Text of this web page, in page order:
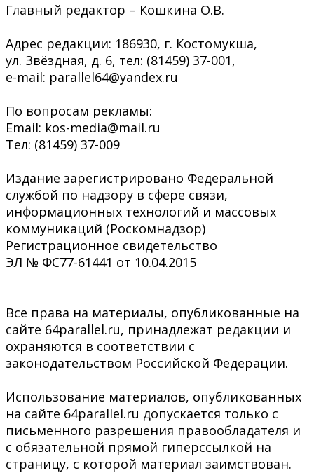
Главный редактор – Кошкина О.В.
Адрес редакции: 186930, г. Костомукша,
ул. Звёздная, д. 6, тел: (81459) 37-001,
e-mail: parallel64@yandex.ru
По вопросам рекламы:
Email: kos-media@mail.ru
Тел: (81459) 37-009
Издание зарегистрировано Федеральной
службой по надзору в сфере связи,
информационных технологий и массовых
коммуникаций (Роскомнадзор)
Регистрационное свидетельство
ЭЛ № ФС77-61441 от 10.04.2015
Все права на материалы, опубликованные на
сайте 64parallel.ru, принадлежат редакции и
охраняются в соответствии с
законодательством Российской Федерации.
Использование материалов, опубликованных
на сайте 64parallel.ru допускается только с
письменного разрешения правообладателя и
с обязательной прямой гиперссылкой на
страницу, с которой материал заимствован.